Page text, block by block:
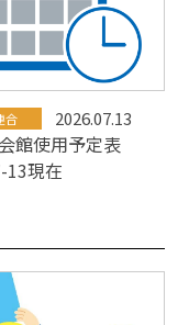
合 2026.07.13
館使用予定表
13現在